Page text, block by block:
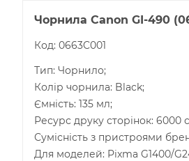
Чорнила Canon GI-490
Код: 0663C001
Тип: Чорнило;
Колір чорнила: Black;
Ємність: 135 мл;
Ресурс друку сторінок: 6000
Сумісність з пристроями
Для моделей: Pixma G1400/